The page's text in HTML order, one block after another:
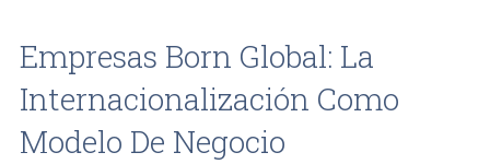
Empresas Born Global: La
Internacionalización Como
Modelo De Negocio